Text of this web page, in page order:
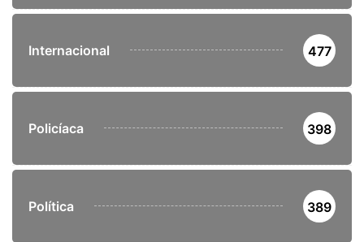
Internacional 477
Policíaca 398
Política 389